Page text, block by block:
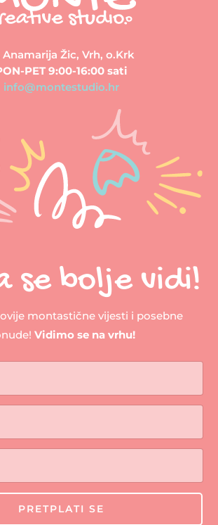
Anamarija Žic, Vrh, o.Krk
PET 9:00-16:00 sati
info@montestudio.hr
se bolje vidi!
montastične vijesti i posebne
Vidimo se na vrhu!
PRETPLATI SE